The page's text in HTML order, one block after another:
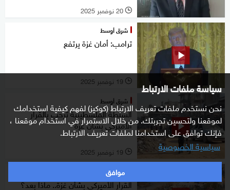
سياسة ملفات الارتباط
نحن نستخدم ملفات تعريف الارتباط (كوكيز) لفهم كيفية استخدامك
لموقعنا ولتحسين تجربتك. من خلال الاستمرار في استخدام موقعنا ،
فإنك توافق على استخدامنا لملفات تعريف الارتباط.
سياسية الخصوصية
موافق
l 20 نوفمبر 2025
شرق أوسط
ترامب: أمان غزة يرتفع
l 19 نوفمبر 2025
شرق أوسط
السلطة الفلسطينية ترحب بالقرار
الأميركي بشأن غزة
l 19 نوفمبر 2025
التاسعة
القرار الأميركي بشأن غزة.. ماذا بعد؟